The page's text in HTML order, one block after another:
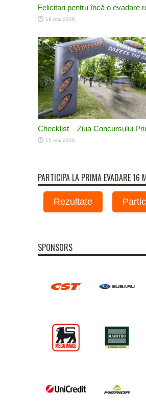
Felicitari pentru încă o evadare
16 mai 2026
Checklist – Ziua Concursului
15 mai 2026
PARTICIPA LA PRIMA EVADARE 16
Rezultate
SPONSORS